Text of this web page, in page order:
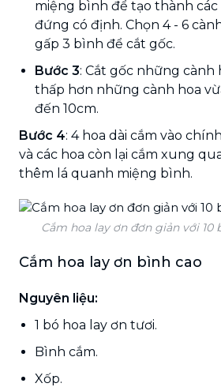
miệng bình để tạo thành các
đứng có định. Chọn 4 - 6
gấp 3 bình để cắt gốc.
Bước 3: Cắt gốc những cành
thấp hơn những cành hoa
đến 10cm.
Bước 4: 4 hoa dài cắm vào
và các hoa còn lại cắm xung
thêm lá quanh miệng bình.
Cắm hoa lay ơn đơn giản với 10
Cắm hoa lay ơn bình cao
Nguyên liệu:
1 bó hoa lay ơn tươi.
Bình cắm.
Xốp.